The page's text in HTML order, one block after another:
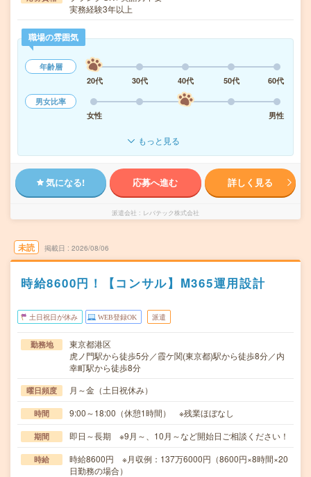
実務経験3年以上
職場の雰囲気
年齢層
20代
30代 40代 50代
60代
男女比率
女性
男性
もっと見る
気になる! 応募へ進む 詳しく見る
派遣会社 レバテック株式会社
未読 掲載日 2026/08/06
時給8600円！【コンサル】M365運用設計
土日祝日が休み WEB登録OK 派遣
勤務地
東京都港区
虎ノ門駅から徒歩5分／霞ケ関(東京都)駅から徒歩8分／内
幸町駅から徒歩8分
曜日頻度 月～金（土日祝休み）
時間 9:00～18:00（休憩1時間） ※残業ほぼなし
期間 即日～長期 ※9月～、10月～など開始日ご相談ください！
時給
時給8600円 ※月収例：137万6000円（8600円×8時間×20
日勤務の場合）